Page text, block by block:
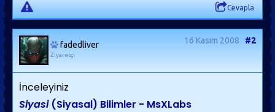
Cevapla
fadedliver
Ziyaretçi
16 Kasım 2008 #2
İnceleyiniz
Siyasi(Siyasal) Bilimler - MsXLabs